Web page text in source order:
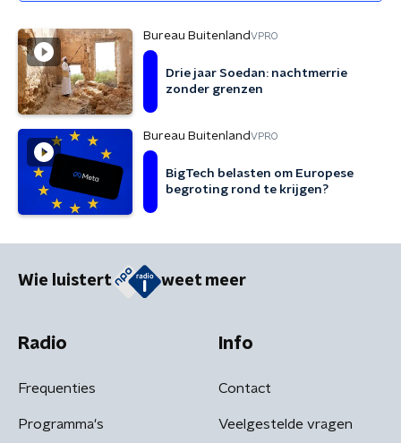
Bureau BuitenlandVPRO
Drie jaar Soedan: nachtmerrie
zonder grenzen
Bureau BuitenlandVPRO
BigTech belasten om Europese
begroting rond te krijgen?
Wie luistert weet meer
Radio
Frequenties
Programma's
Info
Contact
Veelgestelde vragen